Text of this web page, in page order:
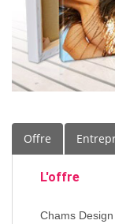
Offre
L'offre
Chams